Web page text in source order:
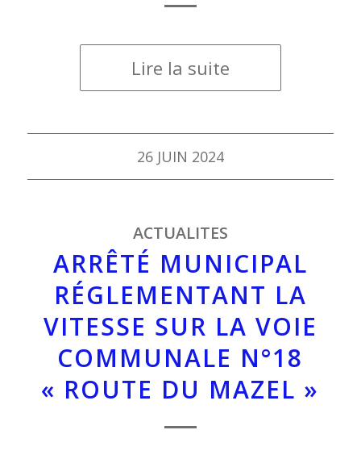
Lire la suite
26 JUIN 2024
ACTUALITES
ARRÊTÉ MUNICIPAL
RÉGLEMENTANT LA
VITESSE SUR LA VOIE
COMMUNALE N°18
« ROUTE DU MAZEL »